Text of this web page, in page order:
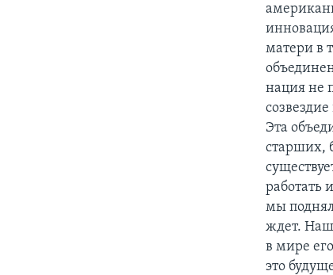
матери в
нация не
Эта
старших,
работать
мы
ждет.
в мире
это